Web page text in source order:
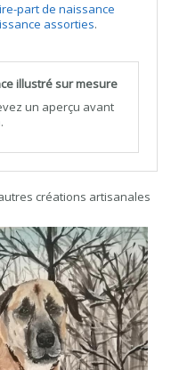
part de naissance
assorties.
illustré sur mesure
un aperçu avant
créations artisanales